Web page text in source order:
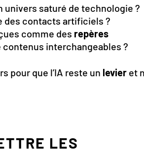
univers saturé de technologie ?
des contacts artificiels ?
comme des repères
interchangeables ?
pour que l’IA reste un levier et
LES